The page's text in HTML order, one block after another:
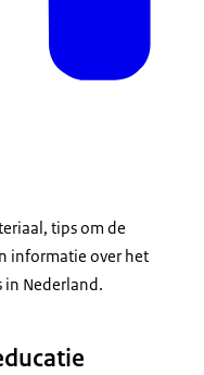
tips om de
informatie over het
in Nederland.